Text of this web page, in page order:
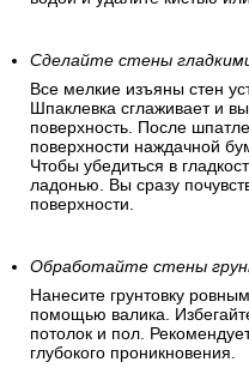
Сделайте стены
Все мелкие изъяны стен
Шпаклевка сглаживает и
поверхность. После
поверхности наждачной
Чтобы убедиться в
ладонью. Вы сразу
поверхности.
Обработайте стены
Нанесите грунтовку
помощью валика.
потолок и пол.
глубокого проникновения.